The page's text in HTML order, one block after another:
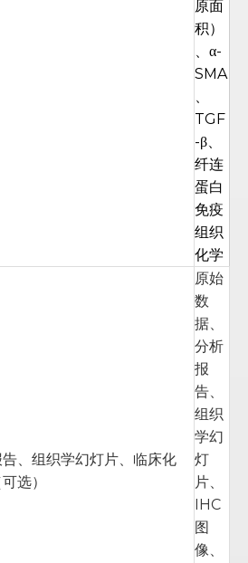
原面
积）
、α-
SMA
、
TGF
-β、
纤连
蛋白
免疫
组织
化学
、组织学幻灯片、临床化
选）
原始
数
据、
分析
报
告、
组织
学幻
灯
片、
IHC
图
像、